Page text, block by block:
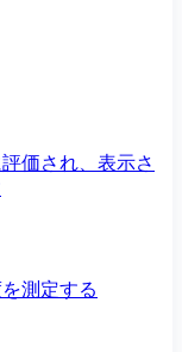
価され、表示さ
測定する